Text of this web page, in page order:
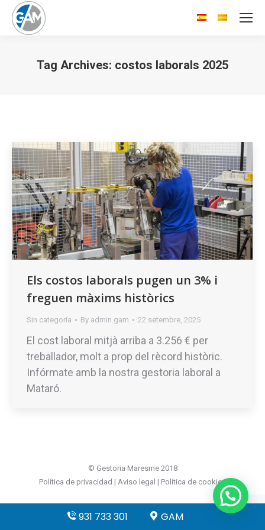
Tag Archives: costos laborals 2025
Els costos laborals pugen un 3% i
freguen màxims històrics
Sin categoría By admin.gam 22 setembre, 2025
El cost laboral mitjà arriba a 3.256 € per
treballador, molt a prop del rècord històric.
Infórmate amb la nostra gestoria laboral a
Mataró.
© Gestoria Maresme 2018
Política de privacidad | Aviso legal | Política de cookies
931 733 301 GAM